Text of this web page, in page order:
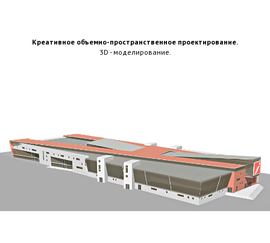
Креативное объемно-пространственное проектирование.
3D - моделирование.